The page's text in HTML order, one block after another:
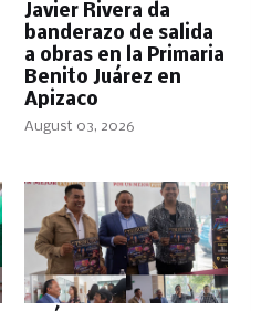
Javier Rivera da
banderazo de salida
a obras en la Primaria
Benito Juárez en
Apizaco
August 03, 2026